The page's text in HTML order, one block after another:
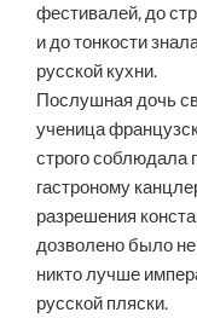
фестивалей, до
и до тонкости
русской кухни.
Послушная дочь
ученица
строго соблюдала
гастроному
разрешения
дозволено было не
никто лучше
русской пляски.